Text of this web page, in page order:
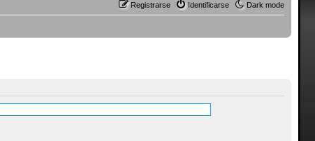
Dark mode
Identificarse
Registrarse